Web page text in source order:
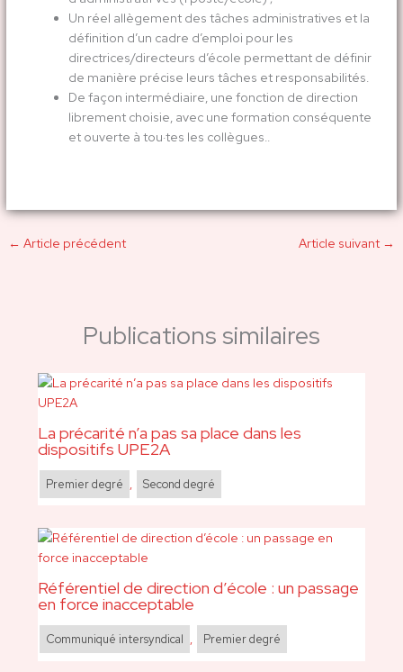
Un réel allègement des tâches administratives et la
définition d’un cadre d’emploi pour les
directrices/directeurs d’école permettant de définir
de manière précise leurs tâches et responsabilités.
De façon intermédiaire, une fonction de direction
librement choisie, avec une formation conséquente
et ouverte à tou·tes les collègues..
← Article précédent Article suivant →
Publications similaires
La précarité n’a pas sa place dans les
dispositifs UPE2A
Premier degré , Second degré
Référentiel de direction d’école : un passage
en force inacceptable
Communiqué intersyndical , Premier degré